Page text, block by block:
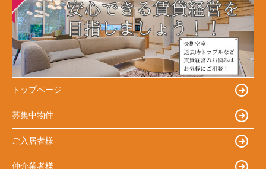
トップページ
募集中物件
ご入居者様
仲介業者様